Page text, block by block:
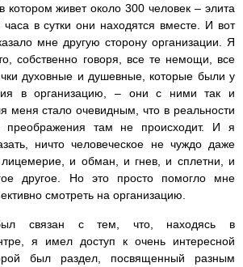
котором живет около 300 человек – элита
в сутки они находятся вместе. И вот
мне другую сторону организации. Я
собственно говоря, все те немощи, все
духовные и душевные, которые были у
в организацию, – они с ними так и
меня стало очевидным, что в реальности
преображения там не происходит. И я
ничто человеческое не чуждо даже
и обман, и гнев, и сплетни, и
другое. Но это просто помогло мне
смотреть на организацию.
связан с тем, что, находясь в
я имел доступ к очень интересной
был раздел, посвященный разным